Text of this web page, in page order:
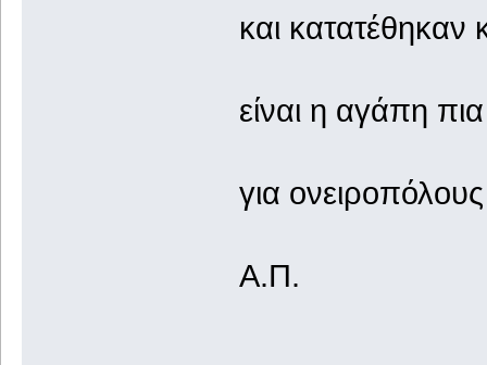
και κατατέθηκαν
είναι η αγάπη
για
Α.Π.